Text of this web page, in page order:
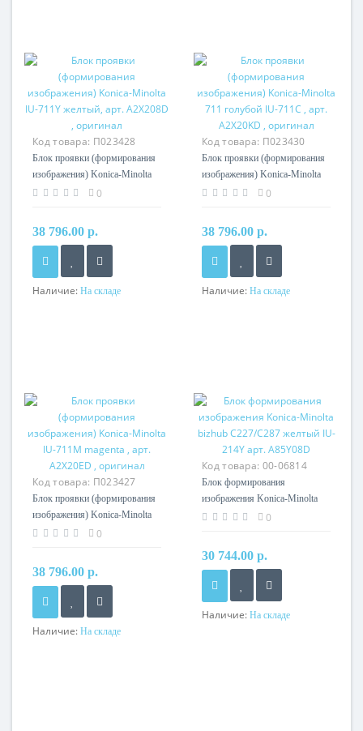
Код товара: П023428
Блок проявки (формирования
изображения) Konica-Minolta
IU-711Y желтый, арт.
0
38 796.00 р.
Наличие: На складе
Код товара: П023430
Блок проявки (формирования
изображения) Konica-Minolta
711 голубой IU-711C , арт.
0
38 796.00 р.
Наличие: На складе
Код товара: П023427
Блок проявки (формирования
изображения) Konica-Minolta
IU-711M magenta , арт.
0
38 796.00 р.
Наличие: На складе
Код товара: 00-06814
Блок формирования
изображения Konica-Minolta
bizhub C227/C287 желтый IU-
0
30 744.00 р.
Наличие: На складе